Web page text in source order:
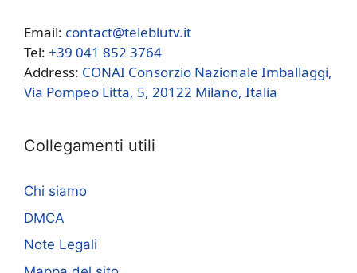
Email: contact@teleblutv.it
Tel: +39 041 852 3764
Address: CONAI Consorzio Nazionale Imballaggi,
Via Pompeo Litta, 5, 20122 Milano, Italia
Collegamenti utili
Chi siamo
DMCA
Note Legali